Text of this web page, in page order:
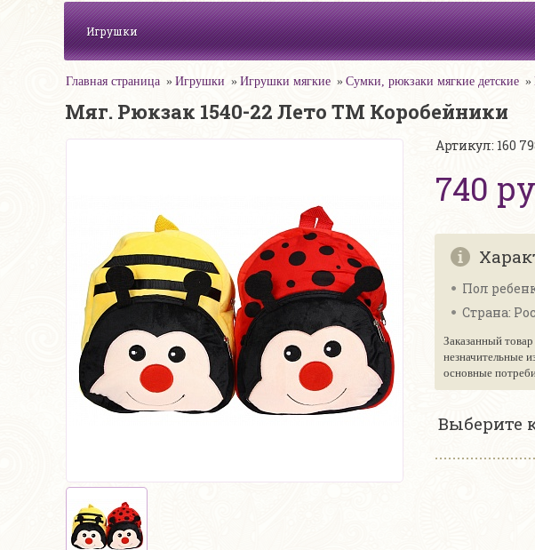
Игрушки
Главная страница Игрушки Игрушки мягкие Сумки, рюкзаки мягкие детские
Мяг. Рюкзак 1540-22 Лето ТМ Коробейники
Артикул: 160
740
Пол
Страна:
Заказанный
незначительные
основные
Выберите